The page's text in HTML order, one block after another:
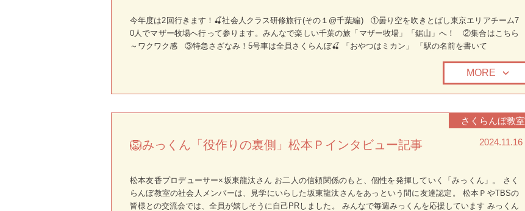
今年度は2回行きます！🍒社会人クラス研修旅行(その１@千葉編) ①曇り空を吹きとばし東京エリアチーム7
0人でマザー牧場へ行って参ります。みんなで楽しい千葉の旅「マザー牧場」「鋸山」へ！ ②集合はこちら
～ワクワク感 ③特急さざなみ！5号車は全員さくらんぼ🍒 「おやつはミカン」 「駅の名前を書いて
MORE
さくらんぼ教室
2024.11.16
🦁みっくん「役作りの裏側」松本Ｐインタビュー記事
松本友香プロデューサー×坂東龍汰さん お二人の信頼関係のもと、個性を発揮していく「みっくん」。 さく
らんぼ教室の社会人メンバーは、見学にいらした坂東龍汰さんをあっという間に友達認定。 松本ＰやTBSの
皆様との交流会では、全員が嬉しそうに自己PRしました。 みんなで毎週みっくんを応援しています みっくん